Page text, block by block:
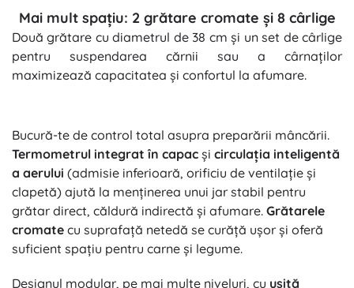
Mai mult spațiu: 2 grătare cromate și 8 cârlige
Două grătare cu diametrul de 38 cm și un set de cârlige
pentru suspendarea cărnii sau a cârnaților
maximizează capacitatea și confortul la afumare.
Bucură-te de control total asupra preparării mâncării.
Termometrul integrat în capac și circulația inteligentă
a aerului (admisie inferioară, orificiu de ventilație și
clapetă) ajută la menținerea unui jar stabil pentru
grătar direct, căldură indirectă și afumare. Grătarele
cromate cu suprafață netedă se curăță ușor și oferă
suficient spațiu pentru carne și legume.
Designul modular, pe mai multe niveluri, cu ușiță